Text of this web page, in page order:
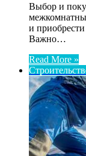
Выбор и
и
Важно…
Read More »